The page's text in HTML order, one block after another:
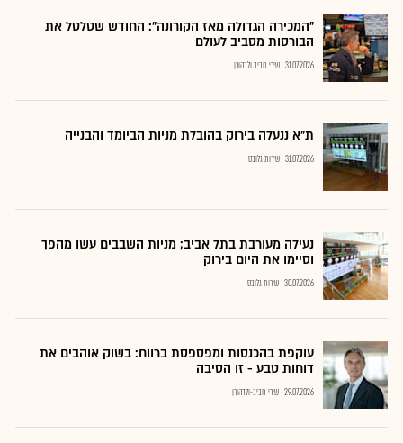
"המכירה הגדולה מאז הקורונה": החודש שטלטל את
הבורסות מסביב לעולם
31.07.2026 שירי חביב ולדהורן
ת"א ננעלה בירוק בהובלת מניות הביומד והבנייה
31.07.2026 שירות גלובס
נעילה מעורבת בתל אביב; מניות השבבים עשו מהפך
וסיימו את היום בירוק
30.07.2026 שירות גלובס
עוקפת בהכנסות ומפספסת ברווח: בשוק אוהבים את
דוחות טבע - זו הסיבה
29.07.2026 שירי חביב-ולדהורן